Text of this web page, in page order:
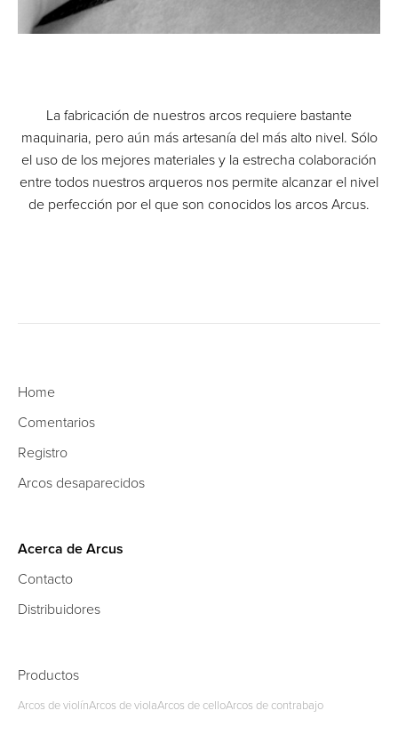
La fabricación de nuestros arcos requiere bastante
maquinaria, pero aún más artesanía del más alto nivel. Sólo
el uso de los mejores materiales y la estrecha colaboración
entre todos nuestros arqueros nos permite alcanzar el nivel
de perfección por el que son conocidos los arcos Arcus.
Home
Comentarios
Registro
Arcos desaparecidos
Acerca de Arcus
Contacto
Distribuidores
Productos
Arcos de violínArcos de violaArcos de celloArcos de contrabajo